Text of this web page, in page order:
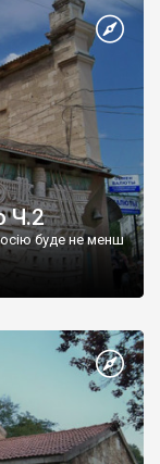
Ч.2
буде не менш